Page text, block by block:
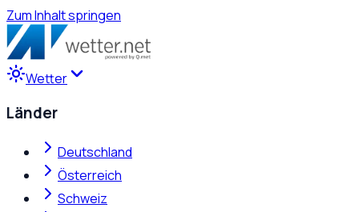
Zum Inhalt springen
Wetter
Länder
Deutschland
Österreich
Schweiz